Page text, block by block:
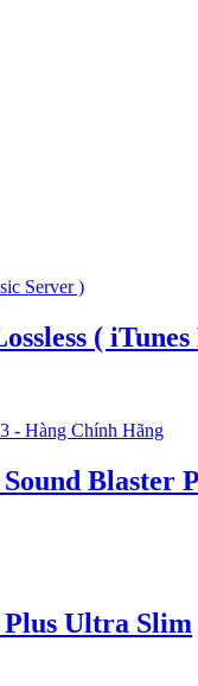
(
Blaster
Plus Ultra Slim